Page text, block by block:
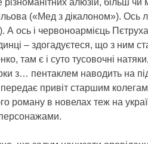
різноманітних алюзій, більш
(«Мед з дікалоном»). Ось
ось і червоноармієць
– здогадуєтеся, що з ним
там є і суто тусовочні
з… пентаклем наводить на
привіт старшим
роману в новелах теж на